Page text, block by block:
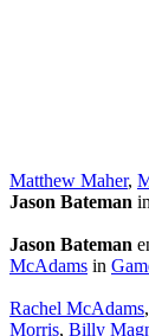
Matthew Maher,
Jason Bateman in
Jason Bateman
McAdams in
Rachel McAdams,
Morris, Billy